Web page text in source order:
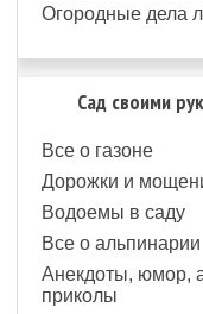
Огородные дела
Сад своими
Все о газоне
Дорожки и
Водоемы в саду
Все о альпинарии
Анекдоты, юмор,
приколы